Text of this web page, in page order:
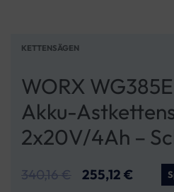
KETTENSÄGEN
WORX
Akku-
2x20V/4Ah –
340,16€ 255,12 €